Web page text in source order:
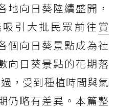
地向日葵陸續盛開，
引大批民眾前往 賞
個向日葵景點成為社
向日葵景點的花期落
，受到種植時間與氣
仍略有差異。本篇整